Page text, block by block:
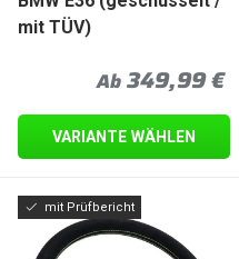
mit TÜV)
Normaler Preis
Ab349,99 €
VARIANTE WÄHLEN
mit Prüfbericht